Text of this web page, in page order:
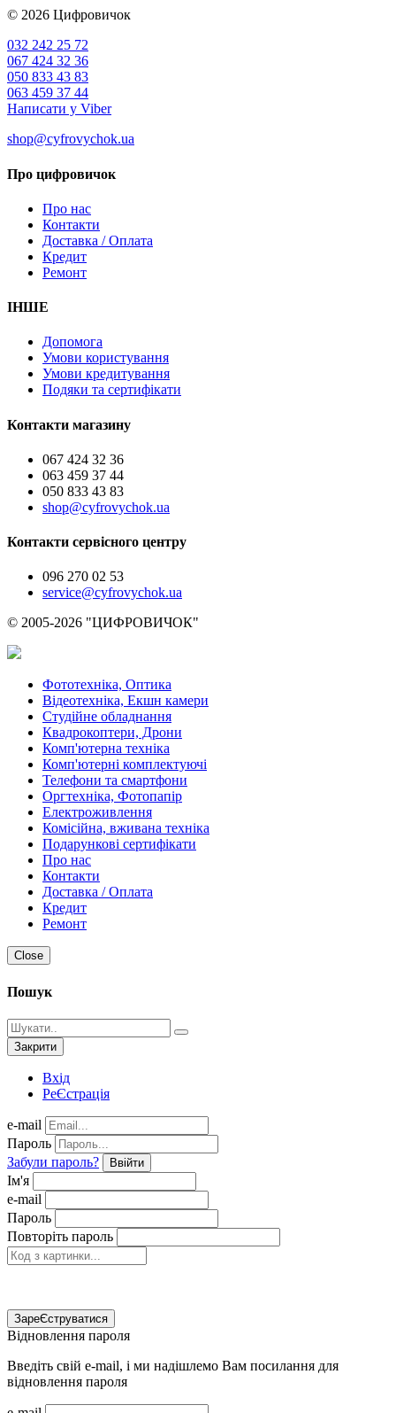
© 2026 Цифровичок
032 242 25 72
067 424 32 36
050 833 43 83
063 459 37 44
Написати у Viber
shop@cyfrovychok.ua
Про цифровичок
Про нас
Контакти
Доставка / Оплата
Кредит
Ремонт
ІНШЕ
Допомога
Умови користування
Умови кредитування
Подяки та сертифікати
Контакти магазину
067 424 32 36
063 459 37 44
050 833 43 83
shop@cyfrovychok.ua
Контакти сервісного центру
096 270 02 53
service@cyfrovychok.ua
© 2005-2026 "ЦИФРОВИЧОК"
Фототехніка, Оптика
Відеотехніка, Екшн камери
Студійне обладнання
Квадрокоптери, Дрони
Комп'ютерна техніка
Комп'ютерні комплектуючі
Телефони та смартфони
Оргтехніка, Фотопапір
Електроживлення
Комісійна, вживана техніка
Подарункові сертифікати
Про нас
Контакти
Доставка / Оплата
Кредит
Ремонт
Close
Пошук
Закрити
Вхід
РеЄстрація
e-mail
Пароль
Забули пароль?
Ввійти
Ім'я
e-mail
Пароль
Повторіть пароль
ЗареЄструватися
Відновлення пароля
Введіть свій e-mail, і ми надішлемо Вам посилання для
відновлення пароля